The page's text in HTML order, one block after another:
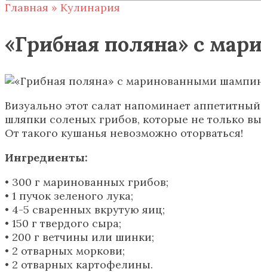
Главная » Кулинария
«Грибная поляна» с
Визуально этот салат напоминает
шляпки соленых грибов, которые не только
От такого кушанья невозможно оторваться!
Ингредиенты:
• 300 г маринованных грибов;
• 1 пучок зеленого лука;
• 4-5 сваренных вкрутую яиц;
• 150 г твердого сыра;
• 200 г ветчины или шинки;
• 2 отварных моркови;
• 2 отварных картофелины.